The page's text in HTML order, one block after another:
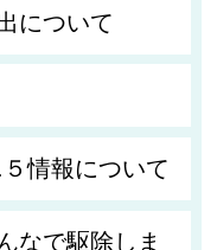
について
情報について
なで駆除しま